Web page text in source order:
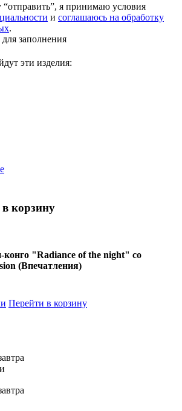
я принимаю условия
и соглашаюсь на обработку
.
заполнения
эти изделия:
корзину
конго "Radiance of the night" со
(Впечатления)
Перейти в корзину